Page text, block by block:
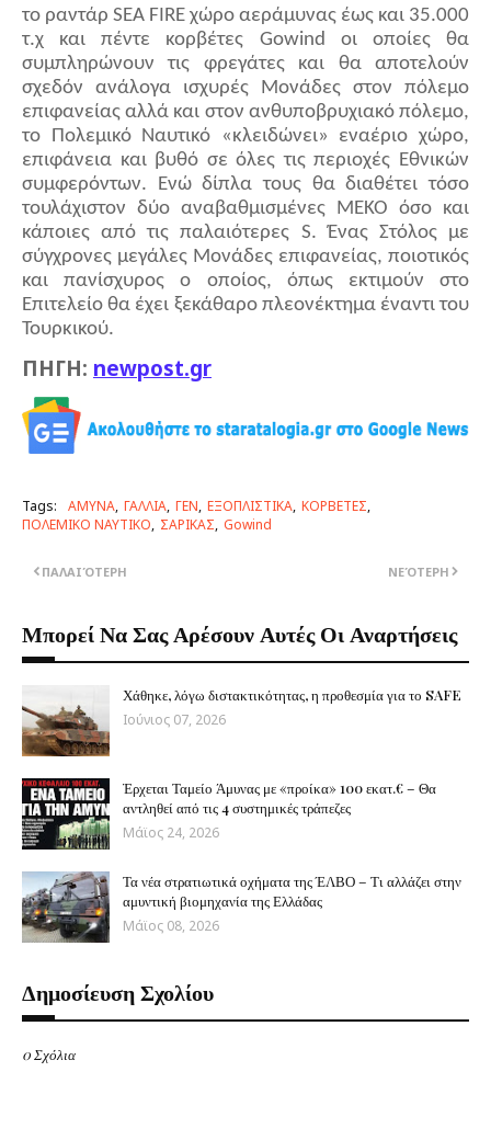
το ραντάρ SEA FIRE χώρο αεράμυνας έως και 35.000
τ.χ και πέντε κορβέτες Gowind οι οποίες θα
συμπληρώνουν τις φρεγάτες και θα αποτελούν
σχεδόν ανάλογα ισχυρές Μονάδες στον πόλεμο
επιφανείας αλλά και στον ανθυποβρυχιακό πόλεμο,
το Πολεμικό Ναυτικό «κλειδώνει» εναέριο χώρο,
επιφάνεια και βυθό σε όλες τις περιοχές Εθνικών
συμφερόντων. Ενώ δίπλα τους θα διαθέτει τόσο
τουλάχιστον δύο αναβαθμισμένες ΜΕΚΟ όσο και
κάποιες από τις παλαιότερες S. Ένας Στόλος με
σύγχρονες μεγάλες Μονάδες επιφανείας, ποιοτικός
και πανίσχυρος ο οποίος, όπως εκτιμούν στο
Επιτελείο θα έχει ξεκάθαρο πλεονέκτημα έναντι του
Τουρκικού.
ΠΗΓΗ: newpost.gr
Tags: ΑΜΥΝΑ ΓΑΛΛΙΑ ΓΕΝ ΕΞΟΠΛΙΣΤΙΚΑ ΚΟΡΒΕΤΕΣ
ΠΟΛΕΜΙΚΟ ΝΑΥΤΙΚΟ ΣΑΡΙΚΑΣ Gowind
ΝΕΌΤΕΡΗ
ΠΑΛΑΙΌΤΕΡΗ
Μπορεί Να Σας Αρέσουν Αυτές Οι Αναρτήσεις
Χάθηκε, λόγω διστακτικότητας, η προθεσμία για το SAFE
Ιούνιος 07, 2026
Έρχεται Ταμείο Άμυνας με «προίκα» 100 εκατ.€ – Θα
αντληθεί από τις 4 συστημικές τράπεζες
Μάϊος 24, 2026
Τα νέα στρατιωτικά οχήματα της ΈΛΒΟ – Τι αλλάζει στην
αμυντική βιομηχανία της Ελλάδας
Μάϊος 08, 2026
Δημοσίευση Σχολίου
0 Σχόλια